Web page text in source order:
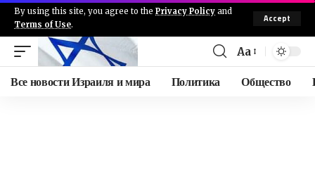
By using this site, you agree to the Privacy Policy and
Terms of Use.
Accept
Aa
Все новости Израиля и мира Политика Общество